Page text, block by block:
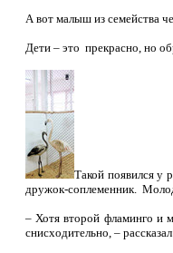
А вот малыш из семейства
Дети – это прекрасно, но
Такой появился у
дружок-соплеменник.
– Хотя второй фламинго и
снисходительно, –